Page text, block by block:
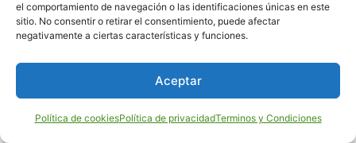
el comportamiento de navegación o las identificaciones únicas en este
sitio. No consentir o retirar el consentimiento, puede afectar
negativamente a ciertas características y funciones.
Aceptar
Política de cookiesPolítica de privacidadTerminos y Condiciones